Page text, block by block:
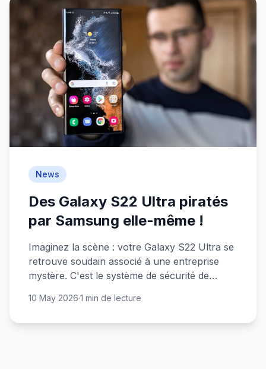
News
Des Galaxy S22 Ultra piratés
par Samsung elle-même !
Imaginez la scène : votre Galaxy S22 Ultra se
retrouve soudain associé à une entreprise
mystère. C'est le système de sécurité de
10 May 2026·1 min de lecture